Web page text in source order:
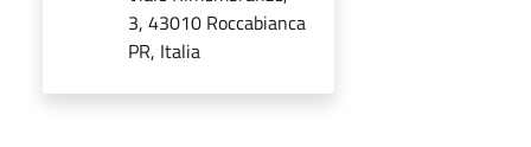
3, 43010 Roccabianca
PR, Italia